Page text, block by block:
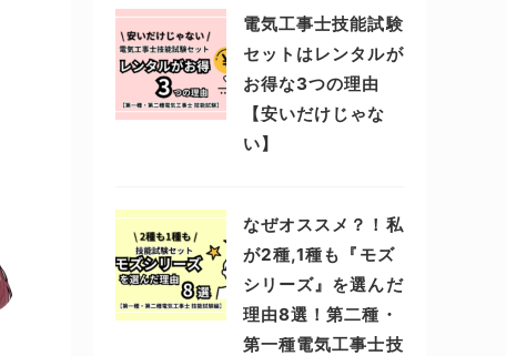
電気工事士技能試験
セットはレンタルが
お得な3つの理由
【安いだけじゃな
い】
なぜオススメ？！私
が2種,1種も『モズ
シリーズ』を選んだ
理由8選！第二種・
第一種電気工事士技